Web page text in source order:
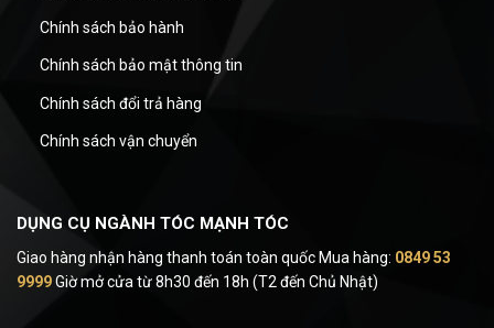
Chính sách bảo hành
Chính sách bảo mật thông tin
Chính sách đổi trả hàng
Chính sách vận chuyển
DỤNG CỤ NGÀNH TÓC MẠNH TÓC
Giao hàng nhận hàng thanh toán toàn quốc Mua hàng: 0849 53
9999Giờ mở cửa từ 8h30 đến 18h (T2 đến Chủ Nhật)